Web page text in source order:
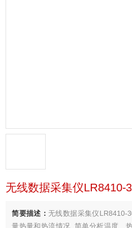
无线数据采集仪LR8410-
简要描述：无线数据采集仪LR8410-
量热量和热流情况, 简单分析温度、